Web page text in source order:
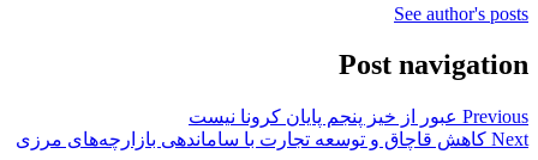
See author's posts
Post navigation
Previous عبور از خیز پنجم پایان کرونا نیست
Next کاهش قاچاق و توسعه تجارت با ساماندهی بازارچه‌های مرزی